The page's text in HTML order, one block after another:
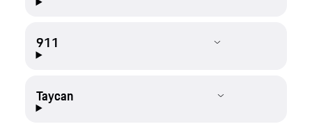
911
Taycan